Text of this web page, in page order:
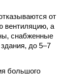
от
вентиляцию, а
снабженные
до 5–7
большого